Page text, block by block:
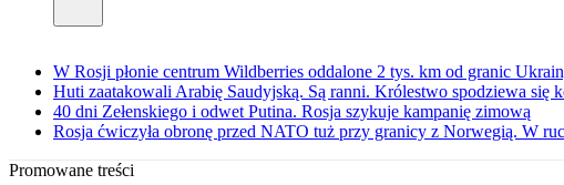
W Rosji płonie centrum Wildberries oddalone 2 tys. km od granic
Huti zaatakowali Arabię Saudyjską. Są ranni. Królestwo spodziewa się
40 dni Zełenskiego i odwet Putina. Rosja szykuje kampanię zimową
Rosja ćwiczyła obronę przed NATO tuż przy granicy z Norwegią. W
Promowane treści